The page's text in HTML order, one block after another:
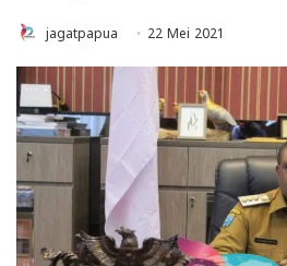
jagatpapua 22 Mei 2021